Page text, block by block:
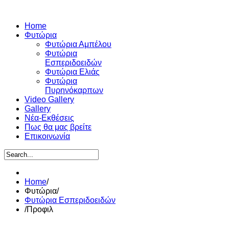
Home
Φυτώρια
Φυτώρια Αμπέλου
Φυτώρια
Εσπεριδοειδών
Φυτώρια Ελιάς
Φυτώρια
Πυρηνόκαρπων
Video Gallery
Gallery
Νέα-Εκθέσεις
Πως θα μας βρείτε
Επικοινωνία
Home/
Φυτώρια/
Φυτώρια Εσπεριδοειδών
/Προφιλ